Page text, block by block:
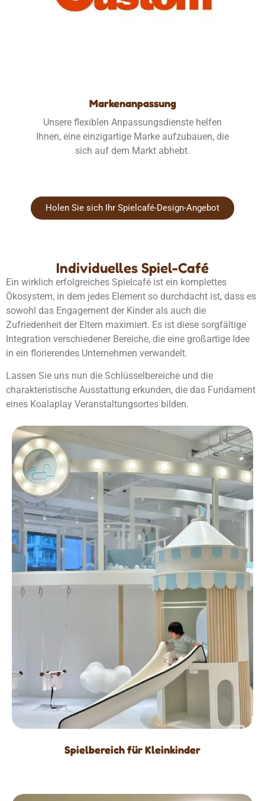
Markenanpassung
Unsere flexiblen Anpassungsdienste helfen
Ihnen, eine einzigartige Marke aufzubauen, die
sich auf dem Markt abhebt.
Holen Sie sich Ihr Spielcafé-Design-Angebot
Individuelles Spiel-Café
Ein wirklich erfolgreiches Spielcafé ist ein komplettes
Ökosystem, in dem jedes Element so durchdacht ist, dass es
sowohl das Engagement der Kinder als auch die
Zufriedenheit der Eltern maximiert. Es ist diese sorgfältige
Integration verschiedener Bereiche, die eine großartige Idee
in ein florierendes Unternehmen verwandelt.
Lassen Sie uns nun die Schlüsselbereiche und die
charakteristische Ausstattung erkunden, die das Fundament
eines Koalaplay Veranstaltungsortes bilden.
Spielbereich für Kleinkinder